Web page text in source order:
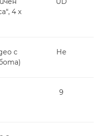
4 x
с
Не
9